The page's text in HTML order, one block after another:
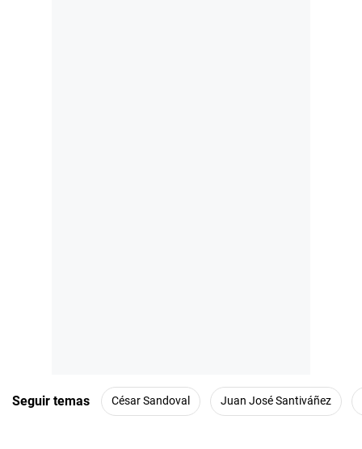
Seguir temas César Sandoval Juan José Santiváñez